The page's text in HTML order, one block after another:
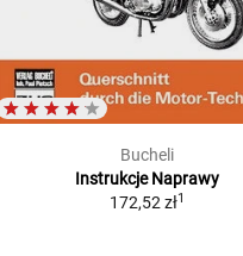
Bucheli
Instrukcje Naprawy
172,52 zł1